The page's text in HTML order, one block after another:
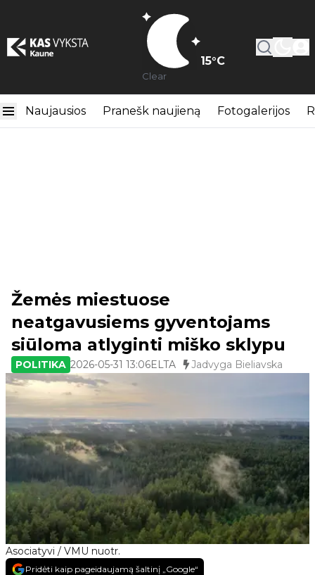
15°C
Clear
Naujausios Pranešk naujieną Fotogalerijos
Asociatyvi / VMU nuotr.
Žemės miestuose
neatgavusiems gyventojams
siūloma atlyginti miško sklypu
POLITIKA 2026-05-31 13:06ELTA Jadvyga Bieliavska
Pridėti kaip pageidaujamą šaltinį „Google“